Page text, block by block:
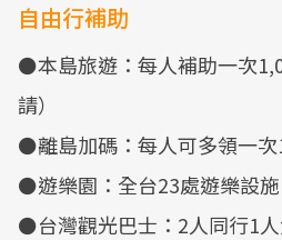
自由行補助
⚫本島旅遊：每人補助一次
請）
⚫離島加碼：每人可多領一
⚫遊樂園：全台23處遊樂設
⚫台灣觀光巴士：2人同行1